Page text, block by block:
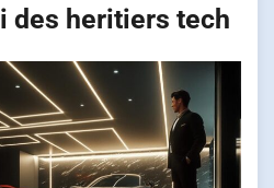
des heritiers tech